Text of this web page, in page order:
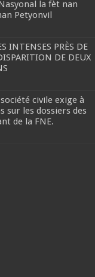
la fèt nan
Petyonvil
INTENSES PRÈS DE
DE DEUX
civile exige à
sur les dossiers des
de la FNE.